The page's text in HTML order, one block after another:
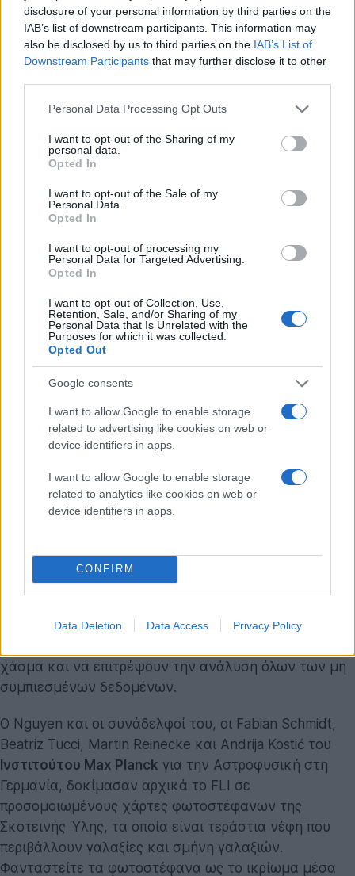
disclosure of your personal information by third parties on the
IAB’s list of downstream participants. This information may
also be disclosed by us to third parties on the IAB’s List of
Downstream Participants that may further disclose it to other
Please note that this website/app uses one or more Google
not limited to your visit or usage behaviour. You may click to
grant or deny consent to Google and its third-party tags to
use your data for below specified purposes in below Google
consent section.
Personal Data Processing Opt Outs
I want to opt-out of the Sharing of my
personal data.
Opted In
I want to opt-out of the Sale of my
Personal Data.
Opted In
I want to opt-out of processing my
Personal Data for Targeted Advertising.
Opted In
I want to opt-out of Collection, Use,
Retention, Sale, and/or Sharing of my
Personal Data that Is Unrelated with the
Purposes for which it was collected.
Opted Out
Google consents
I want to allow Google to enable storage
related to advertising like cookies on web or
device identifiers in apps.
I want to allow Google to enable storage
related to analytics like cookies on web or
device identifiers in apps.
CONFIRM
Data Deletion Data Access Privacy Policy
της Σκοτεινής Ενέργειας).
Με τη βοήθεια ισχυρών υπολογιστικών αλγορίθμων,
το FLI στοχεύει να ταιριάξει αυτές τις προβλέψεις με
του τρισδιάστατου πλέγματος», δήλωσε ο
Nguyen. «
Ευτυχώς, υπάρχουν σύγχρονοι
υπολογιστικοί αλγόριθμοι που μπορούν να
επιταχύνουν την εξερεύνηση ή τη δειγματοληψία
αυτού του τεράστιου χώρου παραμέτρων
Διαβάστε επίσης
Ερευνητές εντόπισαν για πρώτη φορά
σκοτεινή ύλη στο Σύμπαν
Οι συναρτήσεις Ν-σημείων είναι δημοφιλείς επειδή
αποδοτικές στη χρήση, αλλά οι σημερινοί αλγόριθμοι
χάσμα και να επιτρέψουν την ανάλυση όλων των μη
συμπιεσμένων δεδομένων.
Ο Nguyen και οι συνάδελφοί του, οι Fabian Schmidt,
Beatriz Tucci, Martin Reinecke και Andrija Kostić του
Ινστιτούτου Max Planck για την Αστροφυσική στη
Γερμανία, δοκίμασαν αρχικά το FLI σε
προσομοιωμένους χάρτες φωτοστέφανων της
Σκοτεινής Ύλης, τα οποία είναι τεράστια νέφη που
περιβάλλουν γαλαξίες και σμήνη γαλαξιών.
Φανταστείτε τα φωτοστέφανα ως το ικρίωμα μέσα